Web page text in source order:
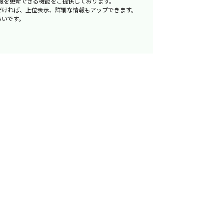
れば、上位表示、詳細な情報もアップできます。
です。